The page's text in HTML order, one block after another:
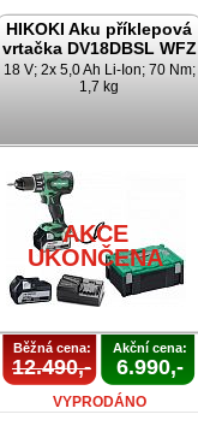
HIKOKI Aku příklepová
vrtačka DV18DBSL WFZ
18 V; 2x 5,0 Ah Li-Ion; 70 Nm;
1,7 kg
AKCE
UKONČENA
Běžná cena:
12.490,-
Akční cena:
6.990,-
VYPRODÁNO